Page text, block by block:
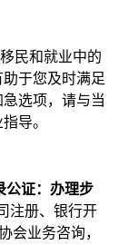
民和就业中的
于您及时满足
选项，请与当
导。
公证：办理步
注册、银行开
会业务咨询，